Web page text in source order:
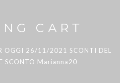
CART
OGGI 26/11/2021 SCONTI DEL
SCONTO Marianna20